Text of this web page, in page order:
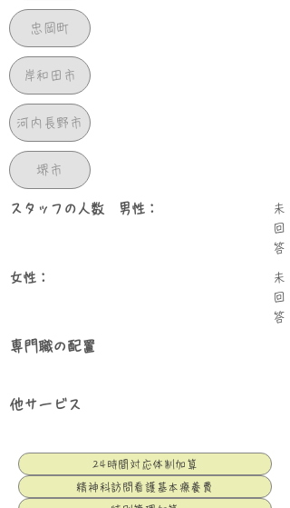
忠岡町
岸和田市
河内長野市
堺市
スタッフの人数 男性：
未
回
答
女性：
未
回
答
専門職の配置
他サービス
24時間対応体制加算
精神科訪問看護基本療養費